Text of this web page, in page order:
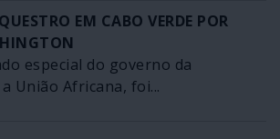
EM CABO VERDE POR
especial do governo da
União Africana, foi...